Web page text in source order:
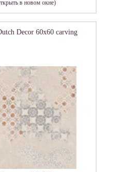
в новом окне)
Decor 60х60 carving